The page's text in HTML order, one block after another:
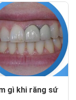
gì khi răng sứ